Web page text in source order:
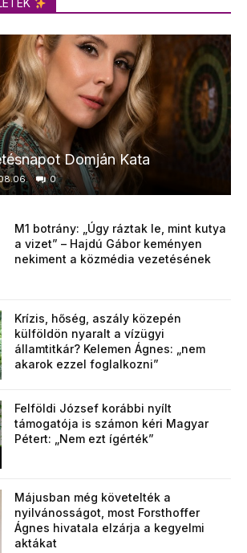
Domján Kata
0
M1 botrány: „Úgy ráztak le, mint kutya
a vizet” – Hajdú Gábor keményen
nekiment a közmédia vezetésének
Krízis, hőség, aszály közepén
külföldön nyaralt a vízügyi
államtitkár? Kelemen Ágnes: „nem
akarok ezzel foglalkozni”
Felföldi József korábbi nyílt
támogatója is számon kéri Magyar
Pétert: „Nem ezt ígérték”
Májusban még követelték a
nyilvánosságot, most Forsthoffer
Ágnes hivatala elzárja a kegyelmi
aktákat